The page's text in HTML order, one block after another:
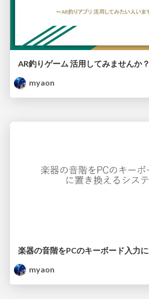
AR釣りゲーム 活用してみませんか？
myaon
myaon